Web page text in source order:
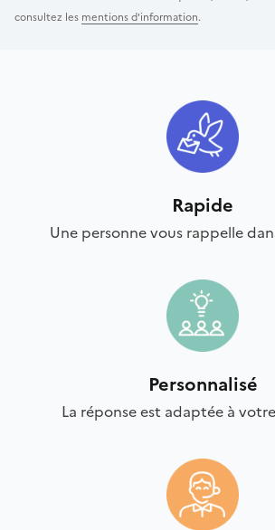
consultez les mentions d'information.
Rapide
Une personne vous rappelle
Personnalisé
La réponse est adaptée à